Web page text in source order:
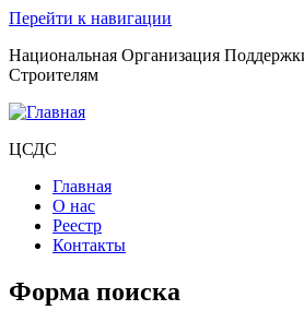
Перейти к навигации
Национальная Организация
Строителям
ЦСДС
Главная
О нас
Реестр
Контакты
Форма поиска